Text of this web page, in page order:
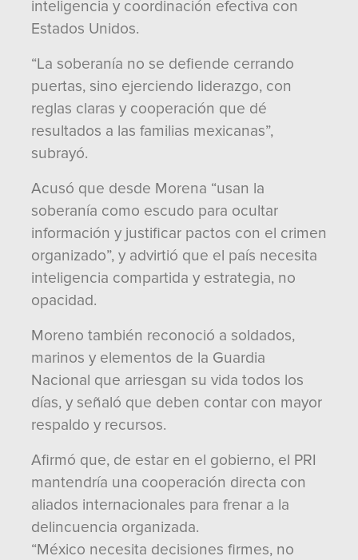
inteligencia y coordinación efectiva con
Estados Unidos.
“La soberanía no se defiende cerrando
puertas, sino ejerciendo liderazgo, con
reglas claras y cooperación que dé
resultados a las familias mexicanas”,
subrayó.
Acusó que desde Morena “usan la
soberanía como escudo para ocultar
información y justificar pactos con el crimen
organizado”, y advirtió que el país necesita
inteligencia compartida y estrategia, no
opacidad.
Moreno también reconoció a soldados,
marinos y elementos de la Guardia
Nacional que arriesgan su vida todos los
días, y señaló que deben contar con mayor
respaldo y recursos.
Afirmó que, de estar en el gobierno, el PRI
mantendría una cooperación directa con
aliados internacionales para frenar a la
delincuencia organizada.
“México necesita decisiones firmes, no